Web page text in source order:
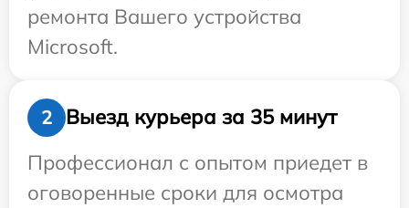
ремонта Вашего устройства
Microsoft.
2
Выезд курьера за 35 минут
Профессионал с опытом приедет в
оговоренные сроки для осмотра